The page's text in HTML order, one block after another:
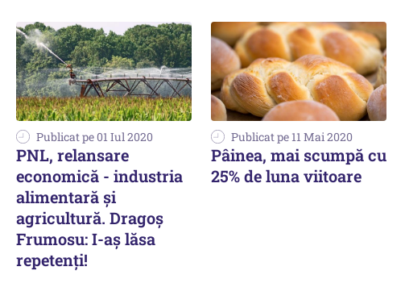
Publicat pe 01 Iul 2020
PNL, relansare
economică - industria
alimentară și
agricultură. Dragoș
Frumosu: I-aș lăsa
repetenți!
Publicat pe 11 Mai 2020
Pâinea, mai scumpă cu
25% de luna viitoare